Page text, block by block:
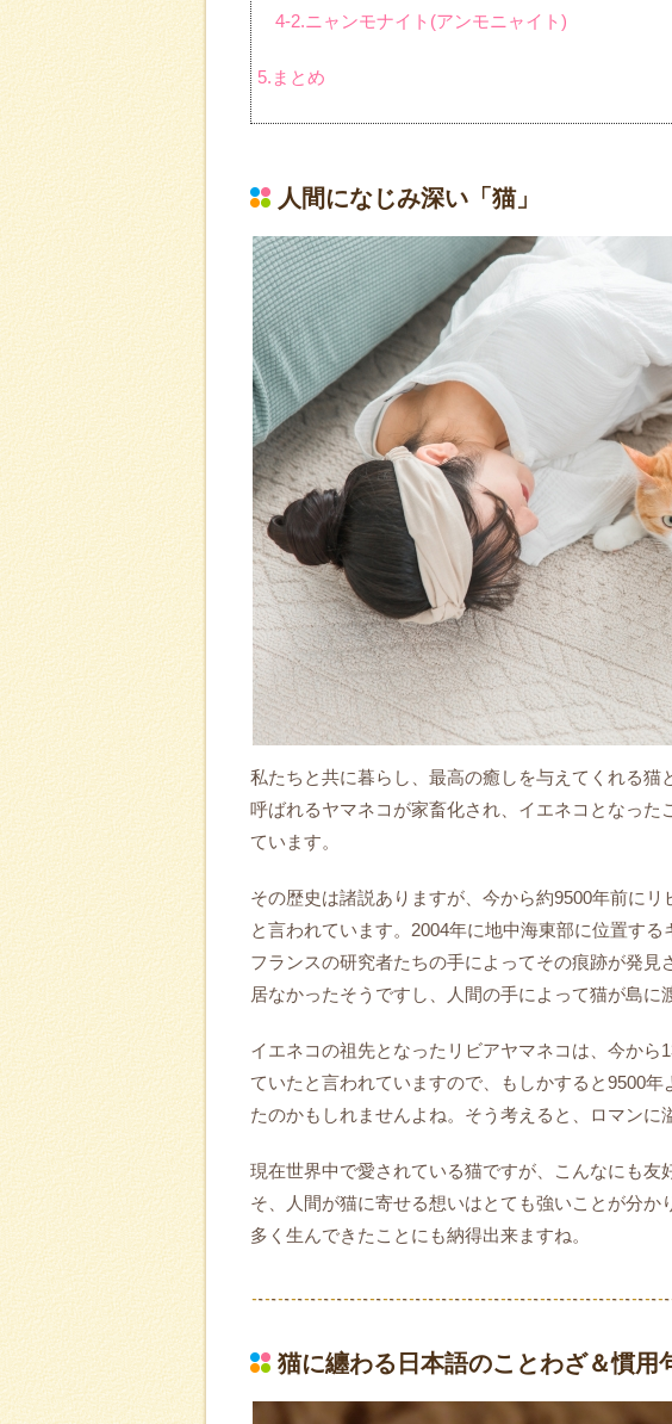
4-2.ニャンモナイト(アンモニャイト)
5.まとめ
人間になじみ深い「猫」
私たちと共に暮らし、最高の癒しを与えてくれる猫
呼ばれるヤマネコが家畜化され、イエネコとなっ
ています。
その歴史は諸説ありますが、今から約9500年前に
と言われています。2004年に地中海東部に位置する
フランスの研究者たちの手によってその痕跡が発
居なかったそうですし、人間の手によって猫が島に
イエネコの祖先となったリビアヤマネコは、今から
ていたと言われていますので、もしかすると9500
たのかもしれませんよね。そう考えると、ロマンに
現在世界中で愛されている猫ですが、こんなにも友
そ、人間が猫に寄せる想いはとても強いことが分
多く生んできたことにも納得出来ますね。
猫に纏わる日本語のことわざ＆慣用